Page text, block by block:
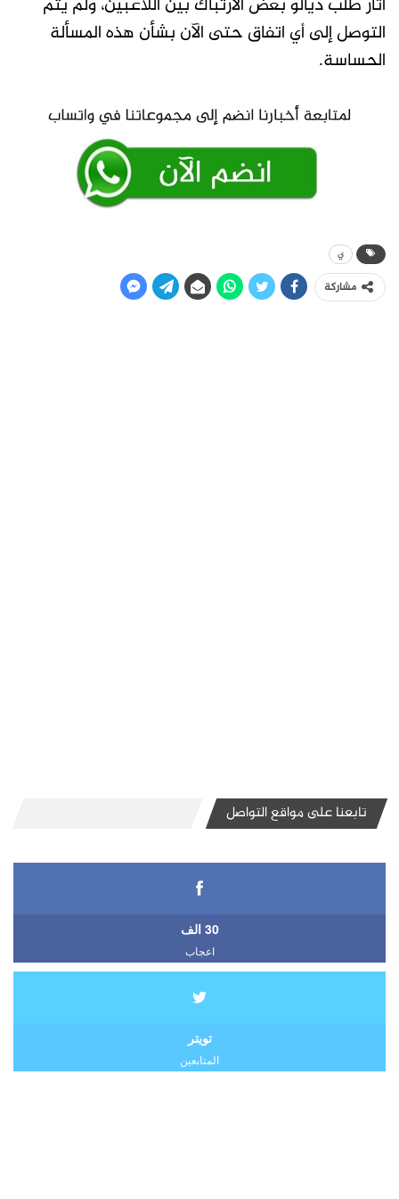
التوصل إلى أي اتفاق حتى الآن بشأن هذه المسألة
الحساسة.
ي
مشاركة
تابعنا على مواقع التواصل
30 الف
اعجاب
تويتر
المتابعين